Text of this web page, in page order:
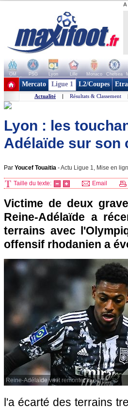
A
OM PSG Lyon Lille Monaco Chelsea
+ de clubs
Mercato Ligue 1 L2/Coupes
Actualité | Résultats & Classement
Lyon : les
Adélaïde sur son
Par Youcef Touaitia -Actu Ligue 1, Mise en
Taille du texte: Email
Victime de deux
Reine-Adélaïde a
terrains avec
offensif rhodanien a
Reine-Adélaïde veut remonter la pente.
l'a écarté des terrains